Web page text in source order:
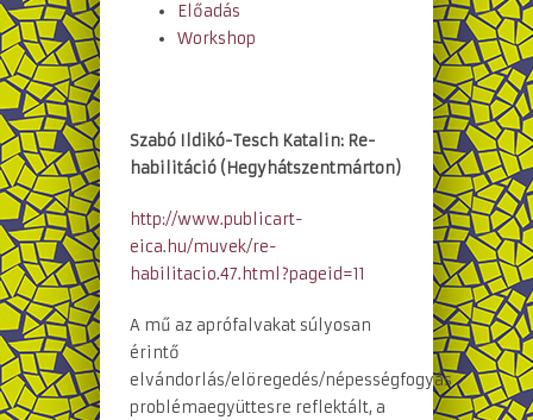
Előadás
Workshop
Szabó Ildikó-Tesch Katalin: Re-
habilitáció (Hegyhátszentmárton)
http://www.publicart-
eica.hu/muvek/re-
habilitacio.47.html?pageid=11
A mű az aprófalvakat súlyosan
érintő
elvándorlás/elöregedés/népességfogyás
problémaegyüttesre reflektált, a